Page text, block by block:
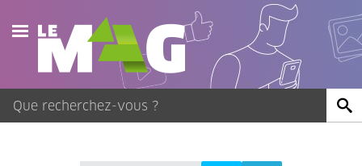
Actualités
Agenda